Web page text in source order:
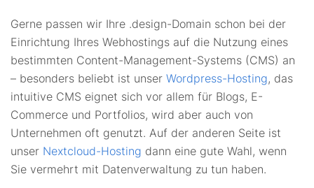
Gerne passen wir Ihre .design-Domain schon bei der
Einrichtung Ihres Webhostings auf die Nutzung eines
bestimmten Content-Management-Systems (CMS) an
– besonders beliebt ist unser Wordpress-Hosting, das
intuitive CMS eignet sich vor allem für Blogs, E-
Commerce und Portfolios, wird aber auch von
Unternehmen oft genutzt. Auf der anderen Seite ist
unser Nextcloud-Hosting dann eine gute Wahl, wenn
Sie vermehrt mit Datenverwaltung zu tun haben.